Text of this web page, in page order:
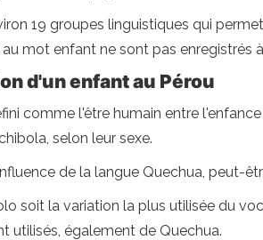
19 groupes linguistiques qui
mot enfant ne sont pas enregistrés
d'un enfant au Pérou
comme l'être humain entre
selon leur sexe.
de la langue Quechua, peut-
soit la variation la plus utilisée du
utilisés, également de Quechua.